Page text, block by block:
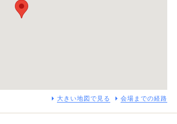
大きい地図で見る 会場までの経路